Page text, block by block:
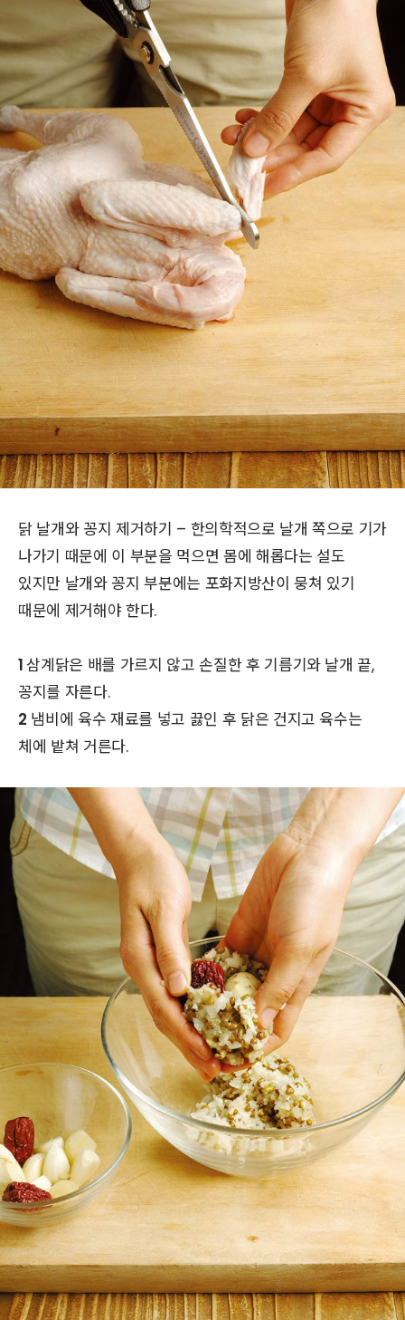
닭 날개와 꽁지 제거하기 – 한의학적으로 날개 쪽으로 기가
나가기 때문에 이 부분을 먹으면 몸에 해롭다는 설도
있지만 날개와 꽁지 부분에는 포화지방산이 뭉쳐 있기
때문에 제거해야 한다.
1삼계닭은 배를 가르지 않고 손질한 후 기름기와 날개 끝,
꽁지를 자른다.
2 냄비에 육수 재료를 넣고 끓인 후 닭은 건지고 육수는
체에 밭쳐 거른다.